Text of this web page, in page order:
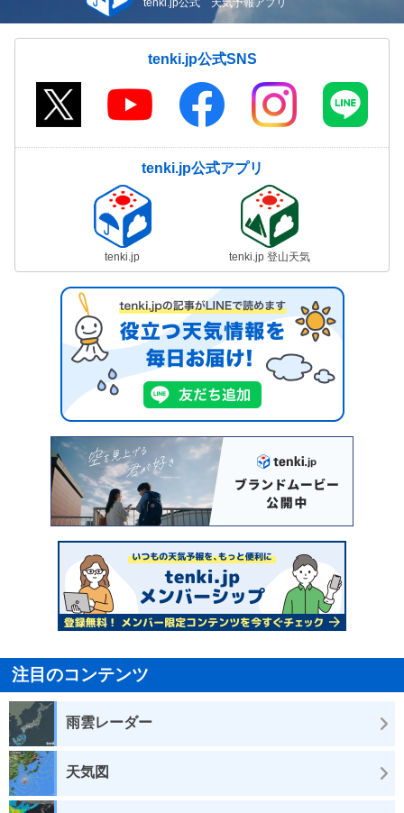
tenki.jp公式 天気予報アプリ
tenki.jp公式SNS
tenki.jp公式アプリ
tenki.jp tenki.jp 登山天気
注目のコンテンツ
雨雲レーダー
天気図